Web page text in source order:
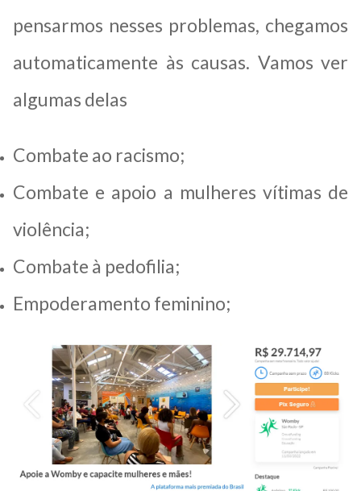
pensarmos nesses problemas, chegamos
automaticamente às causas. Vamos ver
algumas delas
Combate ao racismo;
Combate e apoio a mulheres vítimas de
violência;
Combate à pedofilia;
Empoderamento feminino;